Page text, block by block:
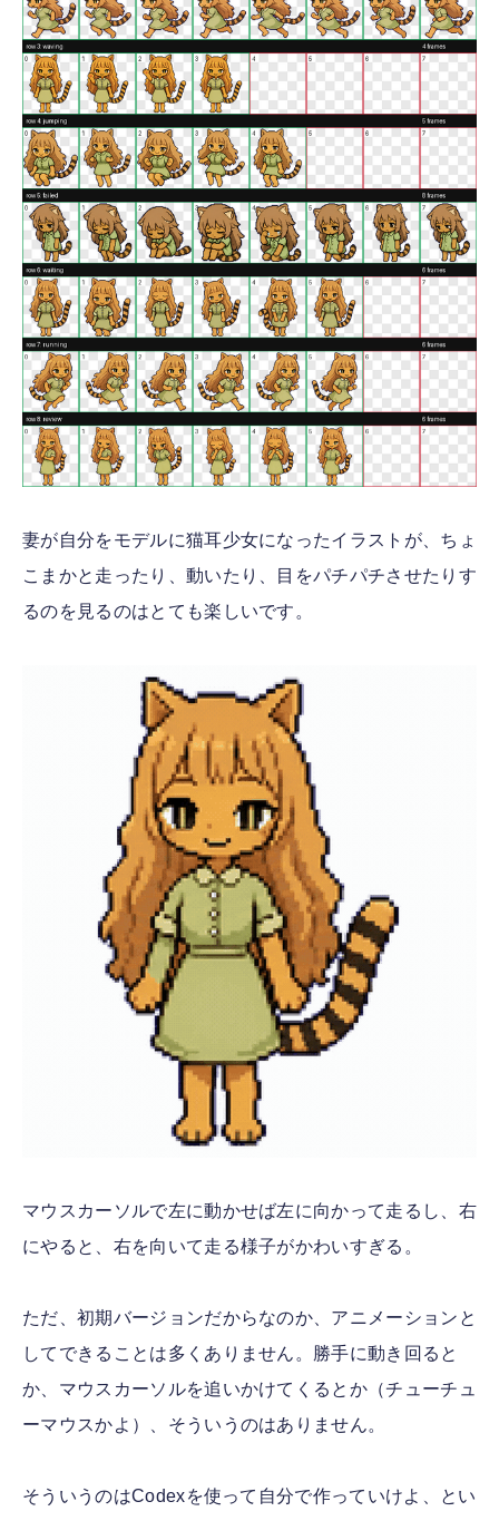
妻が自分をモデルに猫耳少女になったイラストが、ちょ
こまかと走ったり、動いたり、目をパチパチさせたりす
るのを見るのはとても楽しいです。
マウスカーソルで左に動かせば左に向かって走るし、右
にやると、右を向いて走る様子がかわいすぎる。
ただ、初期バージョンだからなのか、アニメーションと
してできることは多くありません。勝手に動き回ると
か、マウスカーソルを追いかけてくるとか（チューチュ
ーマウスかよ）、そういうのはありません。
そういうのはCodexを使って自分で作っていけよ、とい